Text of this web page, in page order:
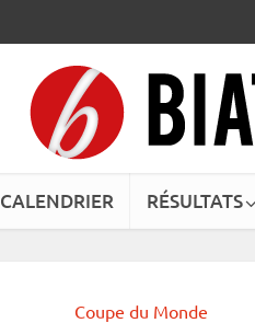
CALENDRIER RÉSULTATS
Coupe du Monde